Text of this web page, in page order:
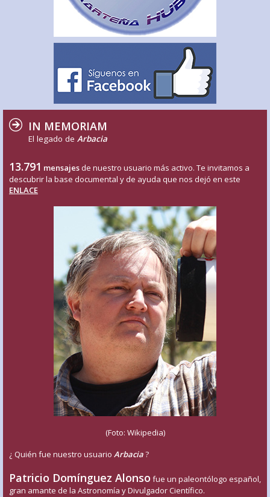
IN MEMORIAM
El legado de Arbacia
13.791 mensajes de nuestro usuario más activo. Te invitamos a
descubrir la base documental y de ayuda que nos dejó en este
ENLACE
(Foto: Wikipedia)
¿ Quién fue nuestro usuario Arbacia?
Patricio Domínguez Alonso fue un paleontólogo español,
gran amante de la Astronomía y Divulgador Científico.